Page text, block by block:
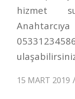
hizmet
15 MART 2019